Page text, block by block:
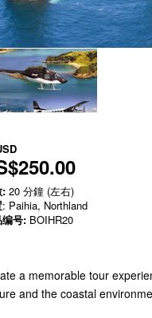
: 20 分鐘 (左右)
: Paihia, Northland
编号: BOIHR20
a memorable tour
and the coastal